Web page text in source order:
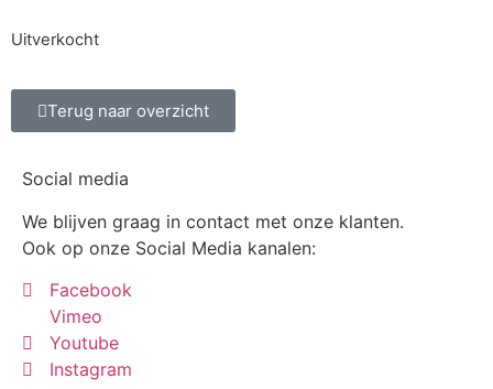
Uitverkocht
Terug naar overzicht
Social media
We blijven graag in contact met onze klanten.
Ook op onze Social Media kanalen:
Facebook
Vimeo
Youtube
Instagram